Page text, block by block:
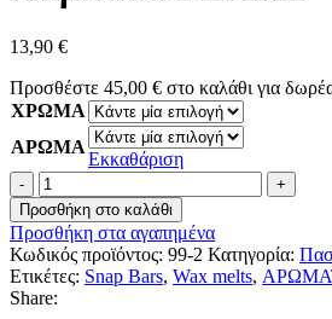
13,90 €
Προσθέστε 45,00 € στο καλάθι για
ΧΡΩΜΑ
ΑΡΩΜΑ
Εκκαθάριση
Λαμπάδα
PEARL
ποσότητα
Προσθήκη στο καλάθι
Προσθήκη στα αγαπημένα
Κωδικός προϊόντος: 99-2 Κατηγορία:
Ετικέτες: Snap Bars, Wax melts,
Share: